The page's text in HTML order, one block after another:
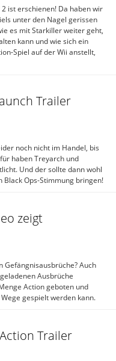
ist erschienen! Da haben wir
unter den Nagel gerissen
es mit Starkiller weiter geht,
kann und wie sich ein
Spiel auf der Wii anstellt,
Trailer
noch nicht im Handel, bis
haben Treyarch und
Und der sollte dann wohl
Black Ops-Stimmung bringen!
zeigt
Gefängnisausbrüche? Auch
Ausbrüche
Action geboten und
gespielt werden kann.
Trailer